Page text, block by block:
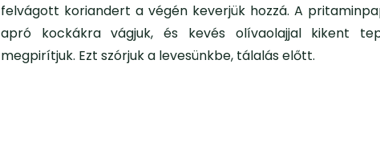
felvágott koriandert a végén keverjük hozzá. A
apró kockákra vágjuk, és kevés olívaolajjal kikent
megpirítjuk. Ezt szórjuk a levesünkbe, tálalás előtt.